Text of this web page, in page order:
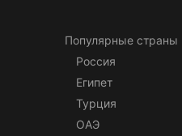
Популярные страны
Россия
Египет
Турция
ОАЭ